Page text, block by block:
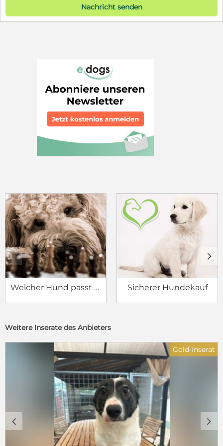
Nachricht senden
Welcher Hund passt zu mir? Sicherer Hundekauf
c d
Weitere Inserate des Anbieters
c d
Gold-Inserat